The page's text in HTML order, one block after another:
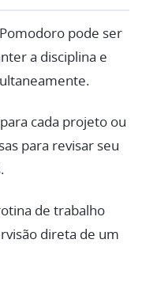
pode ser
a disciplina e
cada projeto ou
para revisar seu
de trabalho
direta de um